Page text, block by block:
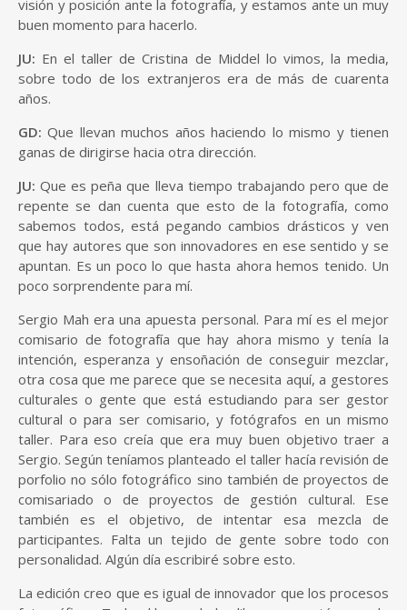
visión y posición ante la fotografía, y estamos ante un muy
buen momento para hacerlo.
JU: En el taller de Cristina de Middel lo vimos, la media,
sobre todo de los extranjeros era de más de cuarenta
años.
GD:Que llevan muchos años haciendo lo mismo y tienen
ganas de dirigirse hacia otra dirección.
JU: Que es peña que lleva tiempo trabajando pero que de
repente se dan cuenta que esto de la fotografía, como
sabemos todos, está pegando cambios drásticos y ven
que hay autores que son innovadores en ese sentido y se
apuntan. Es un poco lo que hasta ahora hemos tenido. Un
poco sorprendente para mí.
Sergio Mah era una apuesta personal. Para mí es el mejor
comisario de fotografía que hay ahora mismo y tenía la
intención, esperanza y ensoñación de conseguir mezclar,
otra cosa que me parece que se necesita aquí, a gestores
culturales o gente que está estudiando para ser gestor
cultural o para ser comisario, y fotógrafos en un mismo
taller. Para eso creía que era muy buen objetivo traer a
Sergio. Según teníamos planteado el taller hacía revisión de
porfolio no sólo fotográfico sino también de proyectos de
comisariado o de proyectos de gestión cultural. Ese
también es el objetivo, de intentar esa mezcla de
participantes. Falta un tejido de gente sobre todo con
personalidad. Algún día escribiré sobre esto.
La edición creo que es igual de innovador que los procesos